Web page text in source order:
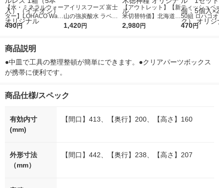
【水・ミネラルウォー
ター】LOHACO Wate
r（ロハコウォータ
シ） オリジナル
490円
アイリスフーズ 富士
山の強炭酸水 ラベル
レス 500ml 1箱（24
1,420円
【アウトレット】【新
米切替特価】北海道産
ななつぼし 無洗米 5k
2,980円
ティッシュペ
50組 ロハコ
ルソフトパッ
オリジナル
470円
商品説明
●中皿で工具の整理整頓が簡単にできます。●クリアパーツボックス
が携帯に便利です。
商品仕様/スペック
有効内寸
(mm)
【間口】413、【奥行】200、【高さ】160
外形寸法
（mm）
【間口】442、【奥行】238、【高さ】207